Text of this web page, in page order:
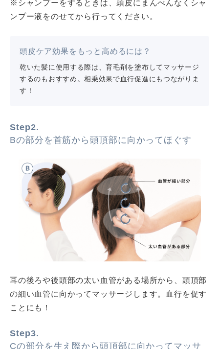
※シャンプーをするときは、頭皮にまんべんなくシャ
ンプー液をのせてから行ってください。
頭皮ケア効果をもっと高めるには？
乾いた髪に使用する際は、育毛剤を塗布してマッサージ
するのもおすすめ。相乗効果で血行促進にもつながりま
す！
Step2.
Bの部分を首筋から頭頂部に向かってほぐす
耳の後ろや後頭部の太い血管がある場所から、頭頂部
の細い血管に向かってマッサージします。血行を促す
ことにも！
Step3.
Cの部分を生え際から頭頂部に向かってマッサ